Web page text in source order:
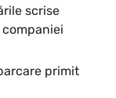
scrise
primit